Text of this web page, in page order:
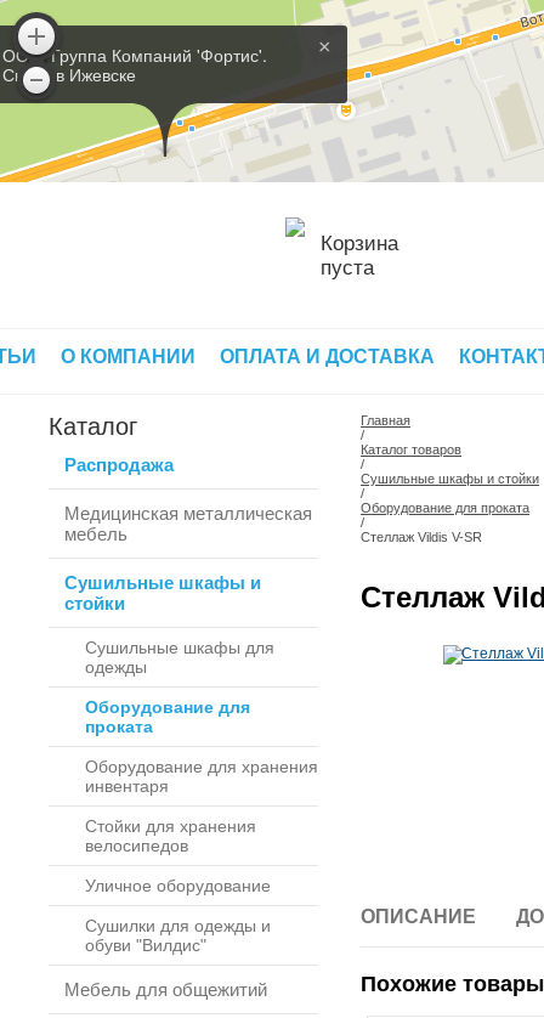
×
ООО 'Группа Компаний 'Фортис'.
Склад в Ижевске
Корзина
пуста
О КОМПАНИИ ОПЛАТА И ДОСТАВКА
Каталог
Распродажа
Медицинская металлическая
мебель
Сушильные шкафы и
стойки
Сушильные шкафы для
одежды
Оборудование для
проката
Оборудование для хранения
инвентаря
Стойки для хранения
велосипедов
Уличное оборудование
Сушилки для одежды и
обуви "Вилдис"
Мебель для общежитий
Главная
/
Каталог товаров
/
Сушильные шкафы и стойки
/
Оборудование для проката
/
Стеллаж Vildis V-SR
Стеллаж
ОПИСАНИЕ
Похожие